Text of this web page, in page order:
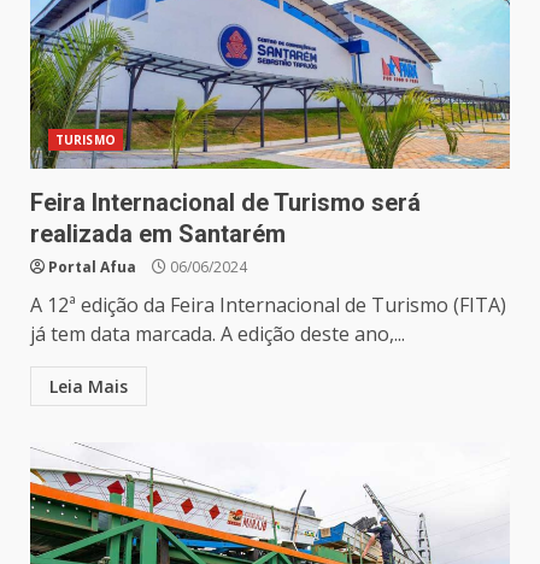
TURISMO
Feira Internacional de Turismo será
realizada em Santarém
Portal Afua 06/06/2024
A 12ª edição da Feira Internacional de Turismo (FITA)
já tem data marcada. A edição deste ano,...
Leia Mais